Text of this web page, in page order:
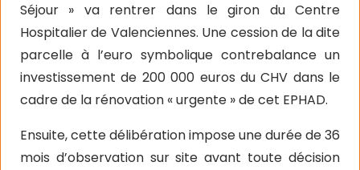
Séjour » va rentrer dans le giron du Centre
Hospitalier de Valenciennes. Une cession de la dite
parcelle à l’euro symbolique contrebalance un
investissement de 200 000 euros du CHV dans le
cadre de la rénovation « urgente » de cet EPHAD.
Ensuite, cette délibération impose une durée de 36
mois d’observation sur site avant toute décision